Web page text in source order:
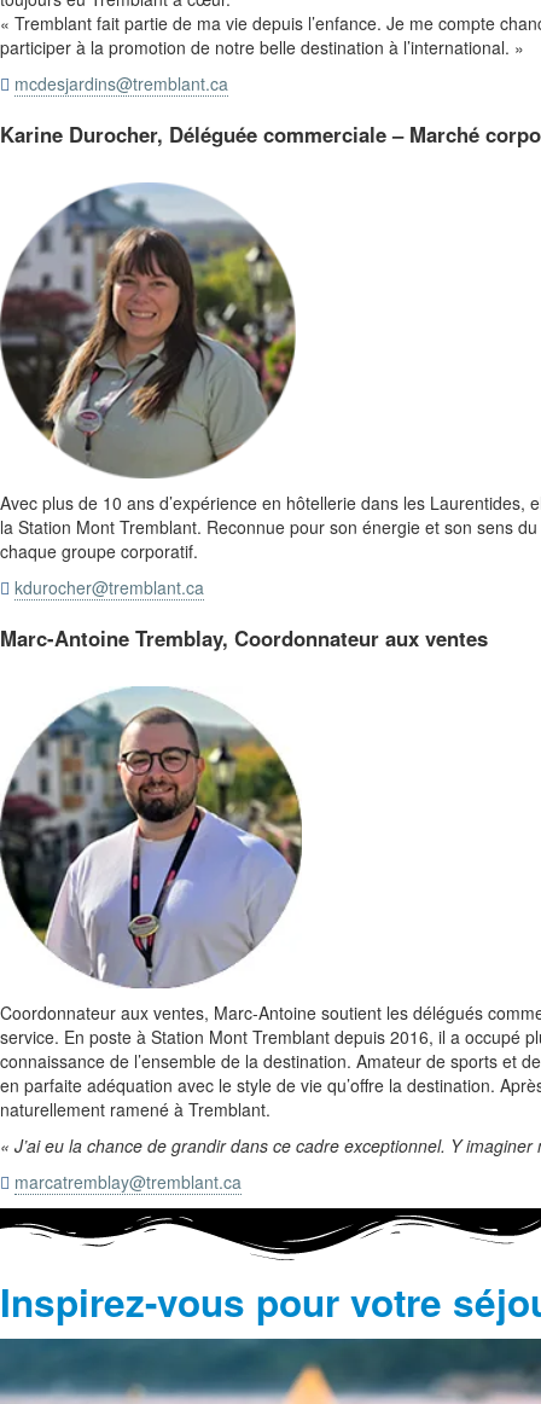
« Tremblant fait partie de ma vie depuis l’enfance. Je me compte
participer à la promotion de notre belle destination à l’international. »
 mcdesjardins@tremblant.ca
Karine Durocher, Déléguée commerciale – Marché
Avec plus de 10 ans d’expérience en hôtellerie dans les
la Station Mont Tremblant. Reconnue pour son énergie et son sens
chaque groupe corporatif.
 kdurocher@tremblant.ca
Marc-Antoine Tremblay, Coordonnateur aux ventes
Coordonnateur aux ventes, Marc-Antoine soutient les délégués
service. En poste à Station Mont Tremblant depuis 2016, il a occupé
connaissance de l’ensemble de la destination. Amateur de sports et
en parfaite adéquation avec le style de vie qu’offre la destination.
naturellement ramené à Tremblant.
« J’ai eu la chance de grandir dans ce cadre exceptionnel. Y
 marcatremblay@tremblant.ca
Inspirez-vous pour votre